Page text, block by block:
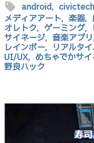
sell android,
メディアアート, 楽器,
オレトク, ゲーミング,
サイネージ, 音楽アプ
レインボー, リアルタ
UI/UX, めちゃでかサ
野良ハック